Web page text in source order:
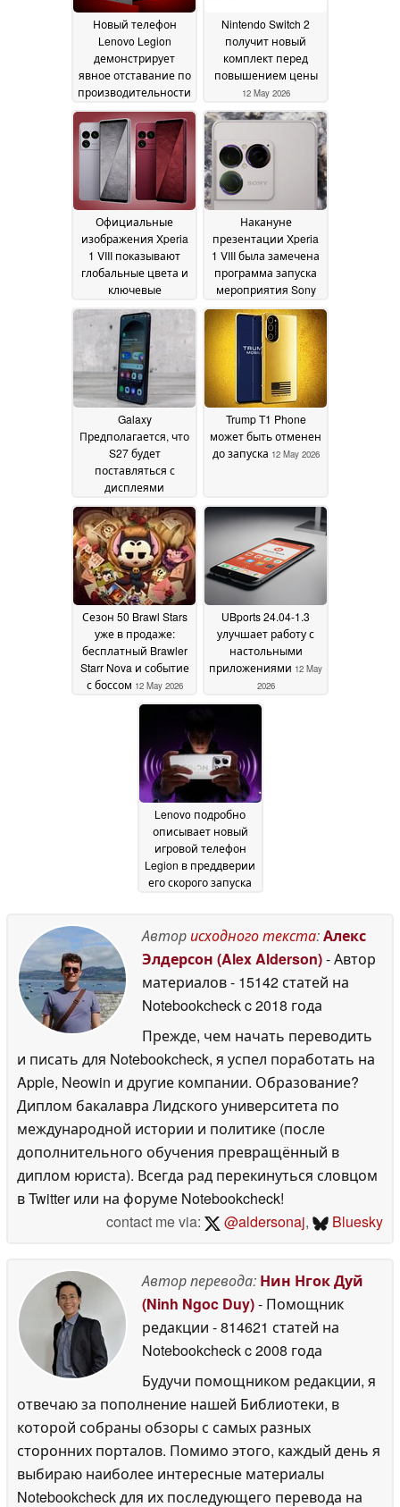
Новый телефон
Lenovo Legion
демонстрирует
явное отставание по
производительности
от RedMagic 11 Pro13
May 2026
Nintendo Switch 2
получит новый
комплект перед
повышением цены
12 May 2026
Официальные
изображения Xperia
1 VIII показывают
глобальные цвета и
ключевые
характеристики до
дня запуска
2026
Накануне
презентации Xperia
1 VIII была замечена
программа запуска
мероприятия Sony
Xperia Announcement
12 May 2026
Galaxy
Предполагается, что
S27 будет
поставляться с
дисплеями
китайского
производства12 May
2026
Trump T1 Phone
может быть отменен
до запуска 12 May 2026
Сезон 50 Brawl Stars
уже в продаже:
бесплатный Brawler
Starr Nova и событие
с боссом 12 May 2026
UBports 24.04-1.3
улучшает работу с
настольными
приложениями 12 May
2026
Lenovo подробно
описывает новый
игровой телефон
Legion в преддверии
его скорого запуска
Авторисходного текста:Алекс
Элдерсон (Alex Alderson)- Автор
материалов- 15142 статей на
Notebookcheckc 2018 года
Прежде, чем начать переводить
и писать для Notebookcheck, я успел поработать на
Apple, Neowin и другие компании. Образование?
Диплом бакалавра Лидского университета по
международной истории и политике (после
дополнительного обучения превращённый в
диплом юриста). Всегда рад перекинуться словцом
в Twitter или на форуме Notebookcheck!
contact me via:
@aldersonaj, Bluesky
Автор перевода: Нин Нгок Дуй
(Ninh Ngoc Duy)- Помощник
редакции - 814621 статей на
Notebookcheckc 2008 года
Будучи помощником редакции, я
отвечаю за пополнение нашей Библиотеки, в
которой собраны обзоры с самых разных
сторонних порталов. Помимо этого, каждый день я
выбираю наиболее интересные материалы
Notebookcheck для их последующего перевода на